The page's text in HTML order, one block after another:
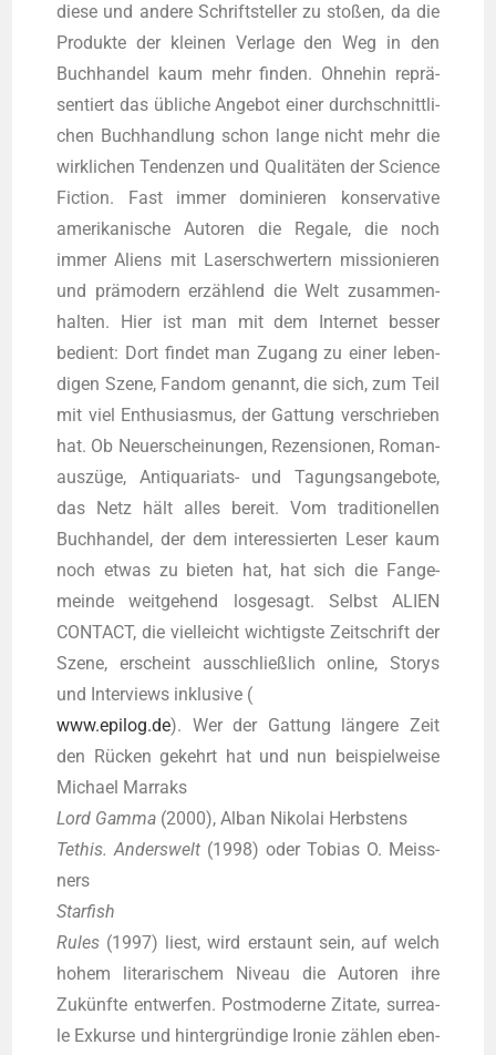
die­se und ande­re Schrift­stel­ler zu sto­ßen, da die
Pro­duk­te der klei­nen Ver­la­ge den Weg in den
Buch­han­del kaum mehr fin­den. Ohne­hin reprä­
sen­tiert das übli­che Ange­bot einer durch­schnitt­li­
chen Buch­hand­lung schon lan­ge nicht mehr die
wirk­li­chen Ten­den­zen und Qua­li­tä­ten der Sci­ence
Fic­tion. Fast immer domi­nie­ren kon­ser­va­ti­ve
ame­ri­ka­ni­sche Autoren die Rega­le, die noch
immer Ali­ens mit Laser­schwer­tern mis­sio­nie­ren
und prä­mo­dern erzäh­lend die Welt zusam­men­
hal­ten. Hier ist man mit dem Inter­net bes­ser
bedient: Dort fin­det man Zugang zu einer leben­
di­gen Sze­ne, Fan­dom genannt, die sich, zum Teil
mit viel Enthu­si­as­mus, der Gat­tung ver­schrie­ben
hat. Ob Neu­erschei­nun­gen, Rezen­sio­nen, Roman­
aus­zü­ge, Anti­qua­ri­ats- und Tagungs­an­ge­bo­te,
das Netz hält alles bereit. Vom tra­di­tio­nel­len
Buch­han­del, der dem inter­es­sier­ten Leser kaum
noch etwas zu bie­ten hat, hat sich die Fan­ge­
mein­de weit­ge­hend los­ge­sagt. Selbst ALIEN
CONTACT, die viel­leicht wich­tigs­te Zeit­schrift der
Sze­ne, erscheint aus­schließ­lich online, Sto­rys
und Inter­views inklu­si­ve (
www.epilog.de). Wer der Gat­tung län­ge­re Zeit
den Rücken gekehrt hat und nun bei­spiel­wei­se
Micha­el Mar­raks
Lord Gam­ma (2000), Alban Niko­lai Herbs­tens
Tethis. Anders­welt (1998) oder Tobi­as O. Meiss­
ners
Star­fi­sh
Rules (1997) liest, wird erstaunt sein, auf welch
hohem lite­ra­ri­schem Niveau die Autoren ihre
Zukünf­te ent­wer­fen. Post­mo­der­ne Zita­te, sur­rea­
le Exkur­se und hin­ter­grün­di­ge Iro­nie zäh­len eben­